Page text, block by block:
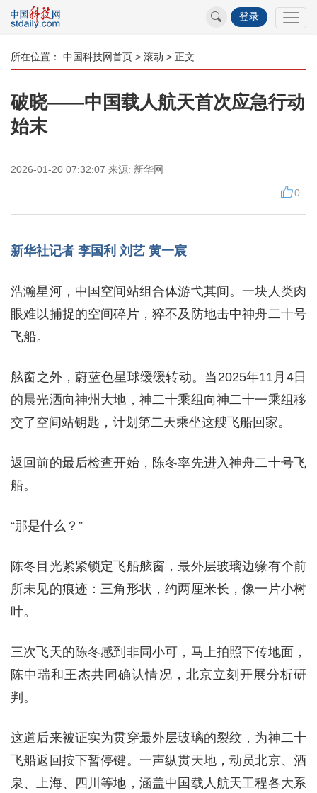
登录
所在位置： 中国科技网首页 > 滚动 > 正文
破晓——中国载人航天首次应急行动
始末
2026-01-20 07:32:07 来源: 新华网
0
新华社记者 李国利 刘艺 黄一宸
浩瀚星河，中国空间站组合体游弋其间。一块人类肉
眼难以捕捉的空间碎片，猝不及防地击中神舟二十号
飞船。
舷窗之外，蔚蓝色星球缓缓转动。当2025年11月4日
的晨光洒向神州大地，神二十乘组向神二十一乘组移
交了空间站钥匙，计划第二天乘坐这艘飞船回家。
返回前的最后检查开始，陈冬率先进入神舟二十号飞
船。
“那是什么？”
陈冬目光紧紧锁定飞船舷窗，最外层玻璃边缘有个前
所未见的痕迹：三角形状，约两厘米长，像一片小树
叶。
三次飞天的陈冬感到非同小可，马上拍照下传地面，
陈中瑞和王杰共同确认情况，北京立刻开展分析研
判。
这道后来被证实为贯穿最外层玻璃的裂纹，为神二十
飞船返回按下暂停键。一声纵贯天地，动员北京、酒
泉、上海、四川等地，涵盖中国载人航天工程各大系